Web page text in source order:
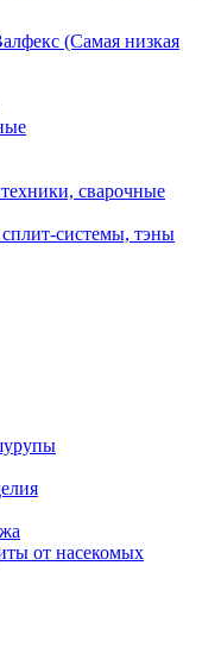
(Самая низкая
сварочные
системы, тэны
от насекомых